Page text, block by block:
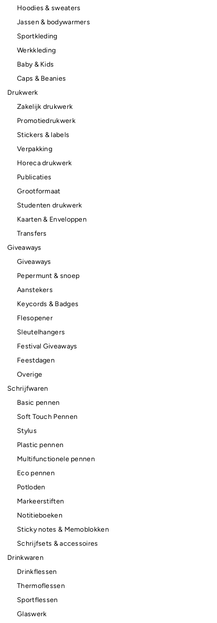
Hoodies & sweaters
Jassen & bodywarmers
Sportkleding
Werkkleding
Baby & Kids
Caps & Beanies
Drukwerk
Zakelijk drukwerk
Promotiedrukwerk
Stickers & labels
Verpakking
Horeca drukwerk
Publicaties
Grootformaat
Studenten drukwerk
Kaarten & Enveloppen
Transfers
Giveaways
Giveaways
Pepermunt & snoep
Aanstekers
Keycords & Badges
Flesopener
Sleutelhangers
Festival Giveaways
Feestdagen
Overige
Schrijfwaren
Basic pennen
Soft Touch Pennen
Stylus
Plastic pennen
Multifunctionele pennen
Eco pennen
Potloden
Markeerstiften
Notitieboeken
Sticky notes & Memoblokken
Schrijfsets & accessoires
Drinkwaren
Drinkflessen
Thermoflessen
Sportflessen
Glaswerk